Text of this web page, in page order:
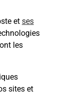
et ses
les
sites et